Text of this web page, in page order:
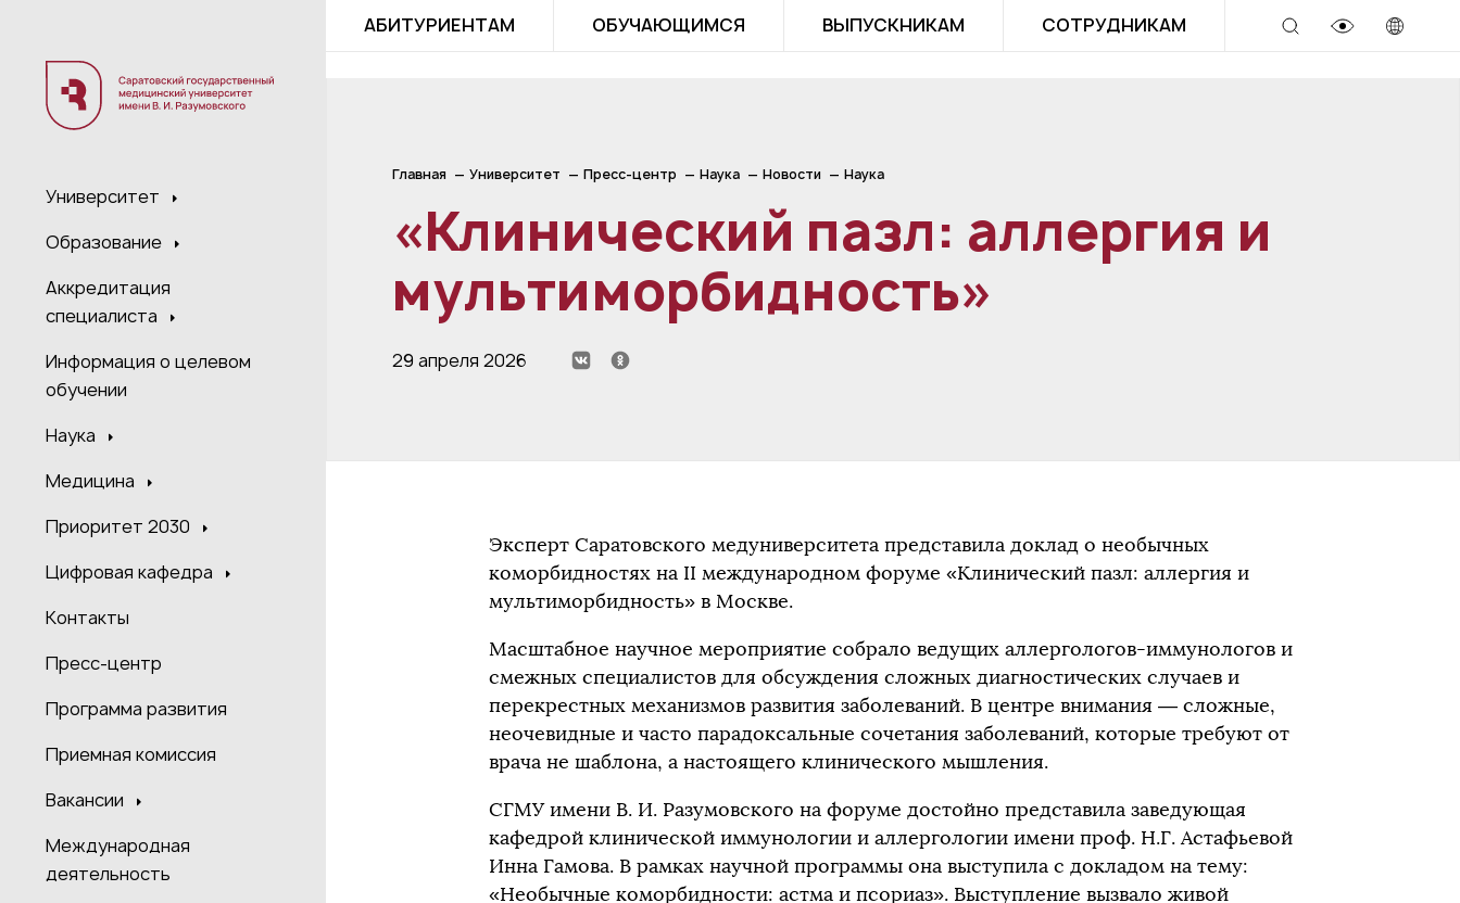
Университет
Образование
Аккредитация
специалиста
Информация о целевом
обучении
Наука
Медицина
Приоритет 2030
Цифровая кафедра
Контакты
Пресс-центр
Программа развития
Приемная комиссия
Вакансии
Международная
деятельность
АБИТУРИЕНТАМ ОБУЧАЮЩИМСЯ ВЫПУСКНИКАМ СОТРУДНИКАМ
Главная Университет Пресс-центр Наука Новости Наука
«Клинический пазл: аллергия и
мультиморбидность»
29 апреля 2026
Эксперт Саратовского медуниверситета представила доклад о необычных
коморбидностях на II международном форуме «Клинический пазл: аллергия и
мультиморбидность» в Москве.
Масштабное научное мероприятие собрало ведущих аллергологов-иммунологов и
смежных специалистов для обсуждения сложных диагностических случаев и
перекрестных механизмов развития заболеваний. В центре внимания — сложные,
неочевидные и часто парадоксальные сочетания заболеваний, которые требуют от
врача не шаблона, а настоящего клинического мышления.
СГМУ имени В. И. Разумовского на форуме достойно представила заведующая
кафедрой клинической иммунологии и аллергологии имени проф. Н.Г. Астафьевой
Инна Гамова. В рамках научной программы она выступила с докладом на тему:
«Необычные коморбидности: астма и псориаз». Выступление вызвало живой